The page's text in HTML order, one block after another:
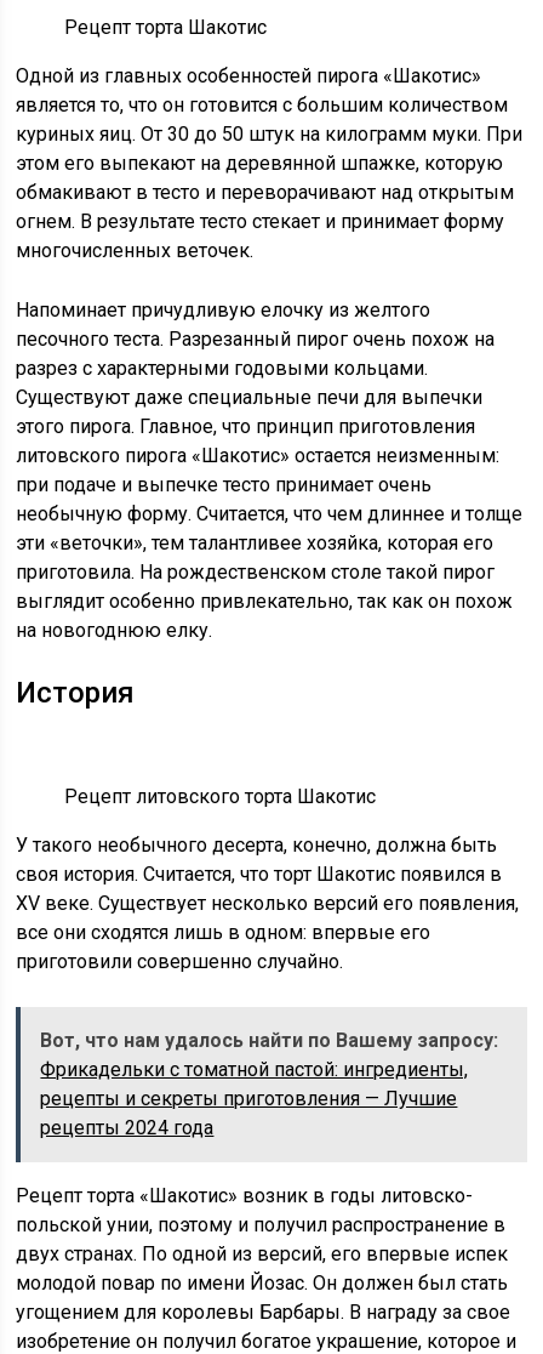
Рецепт торта Шакотис
Одной из главных особенностей пирога «Шакотис»
является то, что он готовится с большим количеством
куриных яиц. От 30 до 50 штук на килограмм муки. При
этом его выпекают на деревянной шпажке, которую
обмакивают в тесто и переворачивают над открытым
огнем. В результате тесто стекает и принимает форму
многочисленных веточек.
Напоминает причудливую елочку из желтого
песочного теста. Разрезанный пирог очень похож на
разрез с характерными годовыми кольцами.
Существуют даже специальные печи для выпечки
этого пирога. Главное, что принцип приготовления
литовского пирога «Шакотис» остается неизменным:
при подаче и выпечке тесто принимает очень
необычную форму. Считается, что чем длиннее и толще
эти «веточки», тем талантливее хозяйка, которая его
приготовила. На рождественском столе такой пирог
выглядит особенно привлекательно, так как он похож
на новогоднюю елку.
История
Рецепт литовского торта Шакотис
У такого необычного десерта, конечно, должна быть
своя история. Считается, что торт Шакотис появился в
XV веке. Существует несколько версий его появления,
все они сходятся лишь в одном: впервые его
приготовили совершенно случайно.
Вот, что нам удалось найти по Вашему запросу:
Фрикадельки с томатной пастой: ингредиенты,
рецепты и секреты приготовления — Лучшие
рецепты 2024 года
Рецепт торта «Шакотис» возник в годы литовско-
польской унии, поэтому и получил распространение в
двух странах. По одной из версий, его впервые испек
молодой повар по имени Йозас. Он должен был стать
угощением для королевы Барбары. В награду за свое
изобретение он получил богатое украшение, которое и